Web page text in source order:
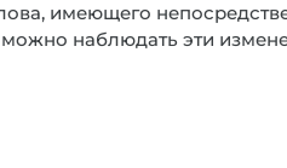
имеющего
можно наблюдать эти